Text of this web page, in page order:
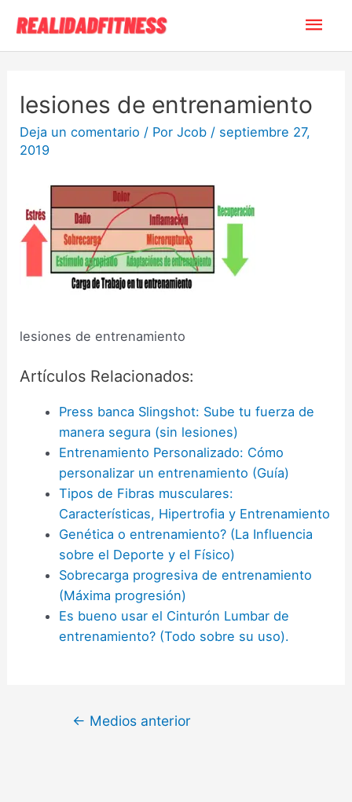
lesiones de entrenamiento
Deja un comentario / PorJcob / septiembre 27,
2019
lesiones de entrenamiento
Artículos Relacionados:
Press banca Slingshot: Sube tu fuerza de
manera segura (sin lesiones)
Entrenamiento Personalizado: Cómo
personalizar un entrenamiento (Guía)
Tipos de Fibras musculares:
Características, Hipertrofia y Entrenamiento
Genética o entrenamiento? (La Influencia
sobre el Deporte y el Físico)
Sobrecarga progresiva de entrenamiento
(Máxima progresión)
Es bueno usar el Cinturón Lumbar de
entrenamiento? (Todo sobre su uso).
← Medios anterior